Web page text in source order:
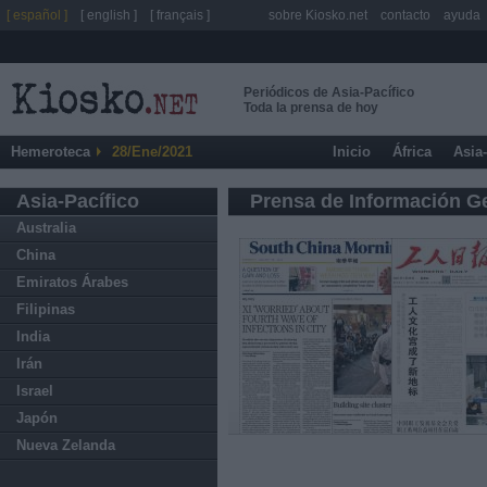
Periódicos de Asia-Pacífico
Toda la prensa de hoy
Hemeroteca 28/Ene/2021 Inicio África
Asia-Pacífico
Australia
China
Emiratos Árabes
Filipinas
India
Irán
Israel
Japón
Nueva Zelanda
Prensa de Información
[ español ] [ english ] [ français ] sobre Kiosko.net contacto ayuda